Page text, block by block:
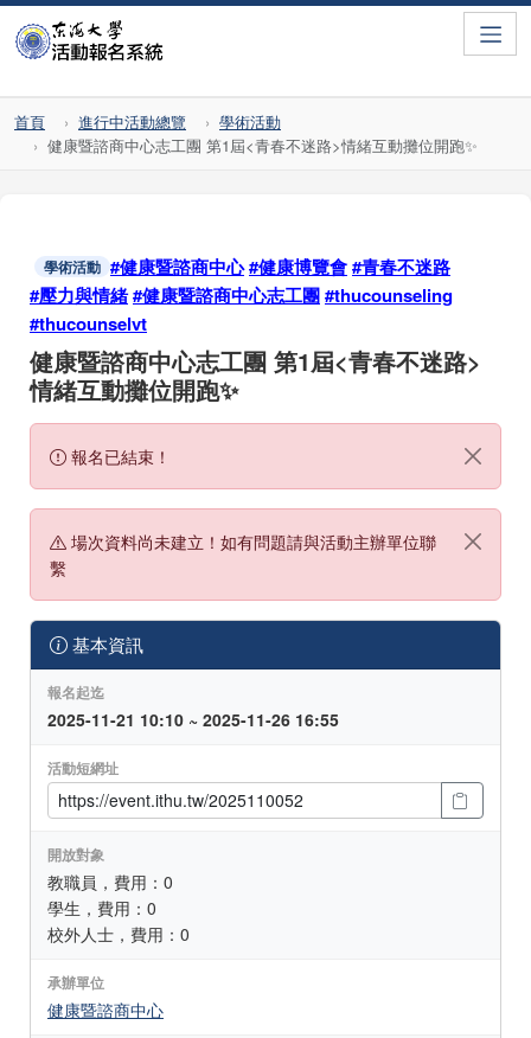
首頁 進行中活動總覽
學術活動
健康暨諮商中心志工團 第1屆<青春不迷路>情緒互動攤位開跑✨
學術活動 #健康暨諮商中心#健康博覽會#青春不迷路
#壓力與情緒#健康暨諮商中心志工團#thucounseling
#thucounselvt
健康暨諮商中心志工團 第1屆<青春不迷路>
情緒互動攤位開跑✨
報名已結束！
場次資料尚未建立！如有問題請與活動主辦單位聯
繫
基本資訊
報名起迄
2025-11-21 10:10 ~ 2025-11-26 16:55
活動短網址
開放對象
教職員，費用：0
學生，費用：0
校外人士，費用：0
承辦單位
健康暨諮商中心